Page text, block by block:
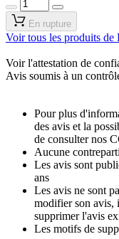
En rupture
Voir tous les produits de
Voir l'attestation de
Avis soumis à un
Pour plus
des avis et la
de consulter nos
Aucune
Les avis sont
ans
Les avis ne sont
modifier son avis,
supprimer l'avis
Les motifs de